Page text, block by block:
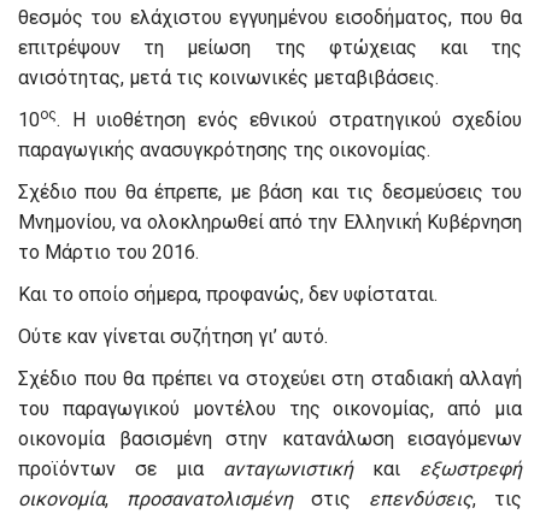
θεσμός του ελάχιστου εγγυημένου εισοδήματος, που θα
επιτρέψουν τη μείωση της φτώχειας και της
ανισότητας, μετά τις κοινωνικές μεταβιβάσεις.
10ος. Η υιοθέτηση ενός εθνικού στρατηγικού σχεδίου
παραγωγικής ανασυγκρότησης της οικονομίας.
Σχέδιο που θα έπρεπε, με βάση και τις δεσμεύσεις του
Μνημονίου, να ολοκληρωθεί από την Ελληνική Κυβέρνηση
το Μάρτιο του 2016.
Και το οποίο σήμερα, προφανώς, δεν υφίσταται.
Ούτε καν γίνεται συζήτηση γι’ αυτό.
Σχέδιο που θα πρέπει να στοχεύει στη σταδιακή αλλαγή
του παραγωγικού μοντέλου της οικονομίας, από μια
οικονομία βασισμένη στην κατανάλωση εισαγόμενων
προϊόντων σε μια ανταγωνιστικήκαι εξωστρεφή
οικονομία, προσανατολισμένηστις επενδύσεις, τις